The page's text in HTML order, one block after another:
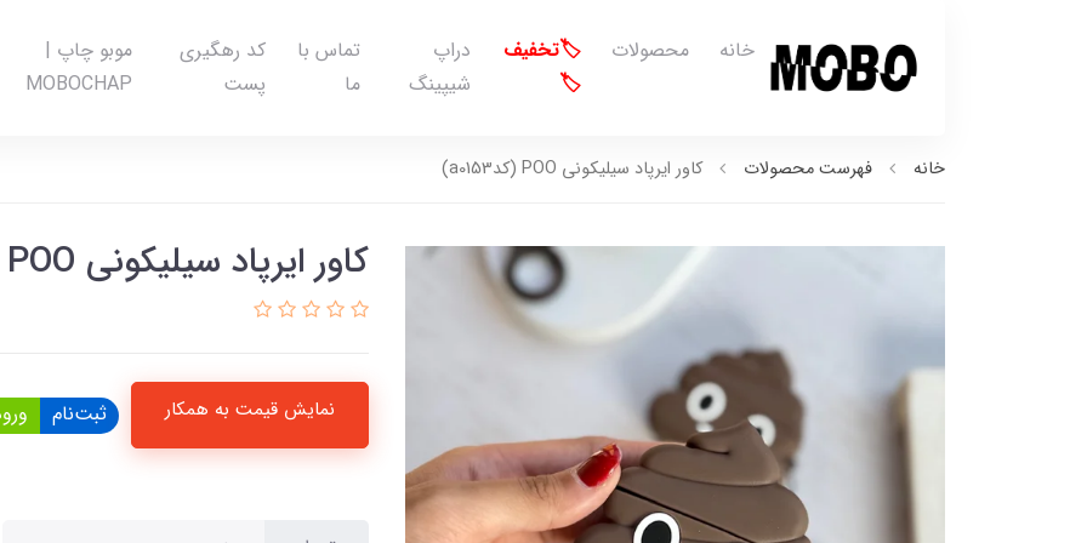
خانه محصولات
🏷️تخفیف
🏷️
دراپ
شیپینگ
تماس با
ما
کد رهگیری
پست
موبو چاپ |
MOBOCHAP
خانه فهرست محصولات کاور ایرپاد سیلیکونی POO (کدa0153)
کاور ایرپاد سیلیکونی POO (کدa0153)
نمایش قیمت به همکار ثبت‌نام